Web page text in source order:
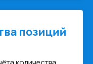
позиций